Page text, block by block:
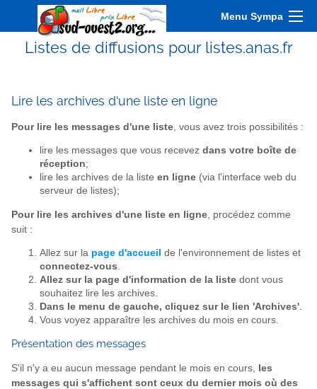
Menu Sympa
Listes de diffusions pour listes.anas.fr
Lire les archives d'une liste en ligne
Pour lire les messages d'une liste , vous avez trois possibilités :
lire les messages que vous recevez dans votre boîte de
réception;
lire les archives de la liste en ligne (via l'interface web du
serveur de listes);
Pour lire les archives d'une liste en ligne , procédez comme
suit :
Allez sur la page d'accueil de l'environnement de listes et
connectez-vous.
Allez sur la page d'information de la liste dont vous
souhaitez lire les archives.
Dans le menu de gauche, cliquez sur le lien 'Archives'.
Vous voyez apparaître les archives du mois en cours.
Présentation des messages
S'il n'y a eu aucun message pendant le mois en cours, les
messages qui s'affichent sont ceux du dernier mois où des